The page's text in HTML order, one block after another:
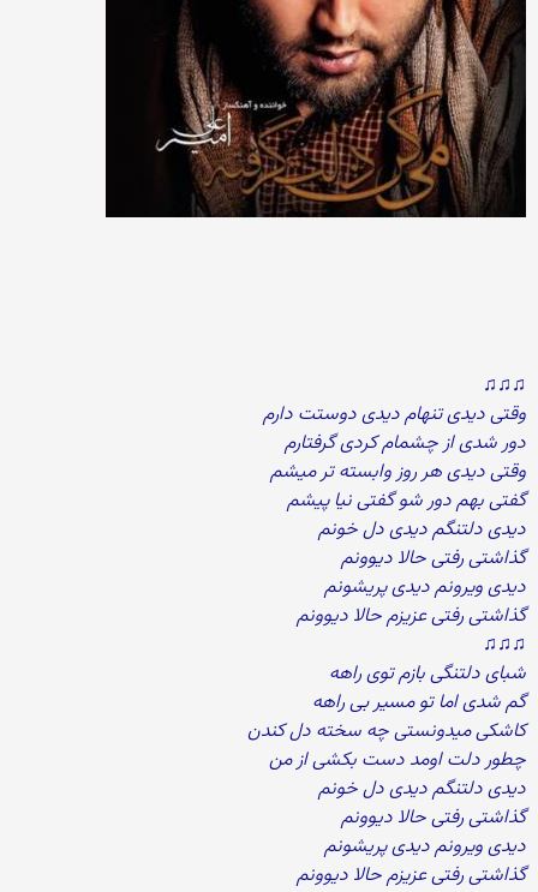
♫♫♫
وقتی دیدی تنهام دیدی دوستت دارم
دور شدی از چشمام کردی گرفتارم
وقتی دیدی هر روز وابسته تر میشم
گفتی بهم دور شو گفتی نیا پیشم
دیدی دلتنگم دیدی دل خونم
گذاشتی رفتی حالا دیوونم
دیدی ویرونم دیدی پریشونم
گذاشتی رفتی عزیزم حالا دیوونم
♫♫♫
شبای دلتنگی بازم توی راهه
گم شدی اما تو مسیر بی راهه
کاشکی میدونستی چه سخته دل کندن
چطور دلت اومد دست بکشی از من
دیدی دلتنگم دیدی دل خونم
گذاشتی رفتی حالا دیوونم
دیدی ویرونم دیدی پریشونم
گذاشتی رفتی عزیزم حالا دیوونم